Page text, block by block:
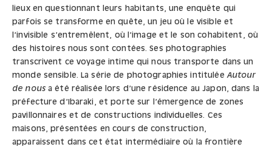
lieux en questionnant leurs habitants, une enquête qui
parfois se transforme en quête, un jeu où le visible et
l’invisible s’entremêlent, où l’image et le son cohabitent, où
des histoires nous sont contées. Ses photographies
transcrivent ce voyage intime qui nous transporte dans un
monde sensible. La série de photographies intitulée Autour
de nousa été réalisée lors d’une résidence au Japon, dans la
préfecture d’Ibaraki, et porte sur l’émergence de zones
pavillonnaires et de constructions individuelles. Ces
maisons, présentées en cours de construction,
apparaissent dans cet état intermédiaire où la frontière